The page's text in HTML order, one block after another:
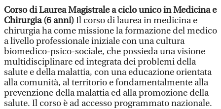
Corso di Laurea Magistrale a ciclo unico in Medicina e
Chirurgia (6 anni)Il corso di laurea in medicina e
chirurgia ha come missione la formazione del medico
a livello professionale iniziale con una cultura
biomedico-psico-sociale, che possieda una visione
multidisciplinare ed integrata dei problemi della
salute e della malattia, con una educazione orientata
alla comunità, al territorio e fondamentalmente alla
prevenzione della malattia ed alla promozione della
salute. Il corso è ad accesso programmato nazionale.